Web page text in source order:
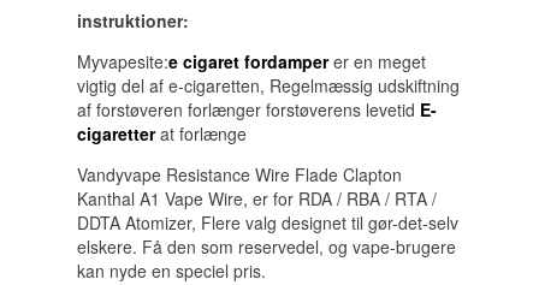
instruktioner:
Myvapesite:e cigaret fordamperer en meget
vigtig del af e-cigaretten, Regelmæssig udskiftning
af forstøveren forlænger forstøverens levetid E-
cigaretterat forlænge
Vandyvape Resistance Wire Flade Clapton
Kanthal A1 Vape Wire, er for RDA / RBA / RTA /
DDTA Atomizer, Flere valg designet til gør-det-selv
elskere. Få den som reservedel, og vape-brugere
kan nyde en speciel pris.